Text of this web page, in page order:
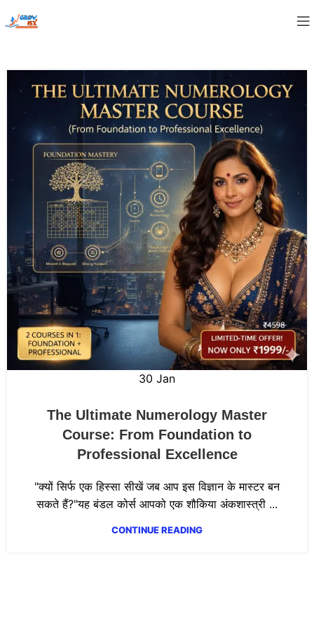
30 Jan
The Ultimate Numerology Master
Course: From Foundation to
Professional Excellence
"क्यों सिर्फ एक हिस्सा सीखें जब आप इस विज्ञान के मास्टर बन
सकते हैं?"यह बंडल कोर्स आपको एक शौकिया अंकशास्त्री ...
CONTINUE READING